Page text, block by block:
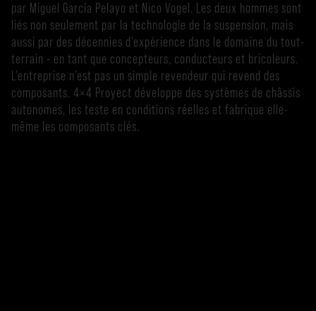
par Miguel García Pelayo et Nico Vogel. Les deux hommes sont
liés non seulement par la technologie de la suspension, mais
aussi par des décennies d’expérience dans le domaine du tout-
terrain - en tant que concepteurs, conducteurs et bricoleurs.
L’entreprise n’est pas un simple revendeur qui revend des
composants. 4×4 Proyect développe des systèmes de châssis
autonomes, les teste en conditions réelles et fabrique elle-
même les composants clés.